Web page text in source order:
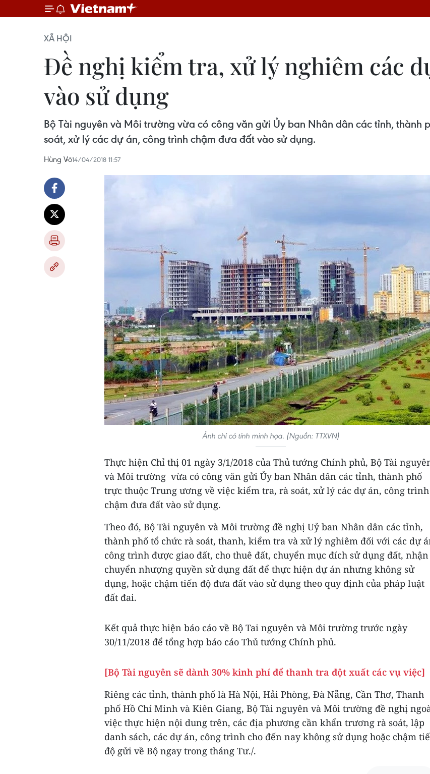
XÃ HỘI
Đề nghị kiểm tra, xử lý nghiêm các
vào sử dụng
Bộ Tài nguyên và Môi trường vừa có công văn gửi Ủy ban Nhân dân các tỉnh, thành
soát, xử lý các dự án, công trình chậm đưa đất vào sử dụng.
Hùng Võ14/04/2018 11:57
Ảnh chỉ có tính minh họa. (Nguồn: TTXVN)
Thực hiện Chỉ thị 01 ngày 3/1/2018 của Thủ tướng Chính phủ, Bộ Tài
và Môi trường vừa có công văn gửi Ủy ban Nhân dân các tỉnh, thành phố
trực thuộc Trung ương về việc kiểm tra, rà soát, xử lý các dự án, công trình
chậm đưa đất vào sử dụng.
Theo đó, Bộ Tài nguyên và Môi trường đề nghị Uỷ ban Nhân dân các tỉnh,
thành phố tổ chức rà soát, thanh, kiểm tra và xử lý nghiêm đối với các dự
công trình được giao đất, cho thuê đất, chuyển mục đích sử dụng đất, nhận
chuyển nhượng quyền sử dụng đất để thực hiện dự án nhưng không sử
dụng, hoặc chậm tiến độ đưa đất vào sử dụng theo quy định của pháp luật
đất đai.
Kết quả thực hiện báo cáo về Bộ Tai nguyên và Môi trường trước ngày
30/11/2018 để tổng hợp báo cáo Thủ tướng Chính phủ.
[Bộ Tài nguyên sẽ dành 30% kinh phí để thanh tra đột xuất các vụ việc]
Riêng các tỉnh, thành phố là Hà Nội, Hải Phòng, Đà Nẵng, Cần Thơ, Thanh
phố Hồ Chí Minh và Kiên Giang, Bộ Tài nguyên và Môi trường đề nghị
việc thực hiện nội dung trên, các địa phương cần khẩn trương rà soát, lập
danh sách, các dự án, công trình cho đến nay không sử dụng hoặc chậm
độ gửi về Bộ ngay trong tháng Tư./.